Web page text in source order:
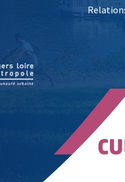
fenêtre, Ouvre une nouvelle
une nouvelle fenêtre